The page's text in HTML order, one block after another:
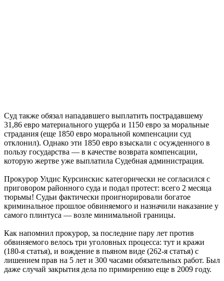
Суд также обязал нападавшего выплатить пострадавшему
31,86 евро материального ущерба и 1150 евро за моральные
страдания (еще 1850 евро моральной компенсации суд
отклонил). Однако эти 1850 евро взыскали с осужденного в
пользу государства — в качестве возврата компенсации,
которую жертве уже выплатила Судебная администрация.
Прокурор Улдис Курсинскис категорически не согласился с
приговором районного суда и подал протест: всего 2 месяца
тюрьмы! Судьи фактически проигнорировали богатое
криминальное прошлое обвиняемого и назначили наказание у
самого плинтуса — возле минимальной границы.
Как напомнил прокурор, за последние пару лет против
обвиняемого велось три уголовных процесса: тут и кражи
(180-я статья), и вождение в пьяном виде (262-я статья) с
лишением прав на 5 лет и 300 часами обязательных работ. Был
даже случай закрытия дела по примирению еще в 2009 году.